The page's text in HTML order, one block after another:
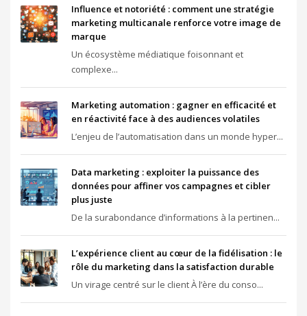
Influence et notoriété : comment une stratégie
marketing multicanale renforce votre image de
marque
Un écosystème médiatique foisonnant et
complexe...
Marketing automation : gagner en efficacité et
en réactivité face à des audiences volatiles
L’enjeu de l’automatisation dans un monde hyper...
Data marketing : exploiter la puissance des
données pour affiner vos campagnes et cibler
plus juste
De la surabondance d’informations à la pertinen...
L’expérience client au cœur de la fidélisation : le
rôle du marketing dans la satisfaction durable
Un virage centré sur le client À l’ère du conso...